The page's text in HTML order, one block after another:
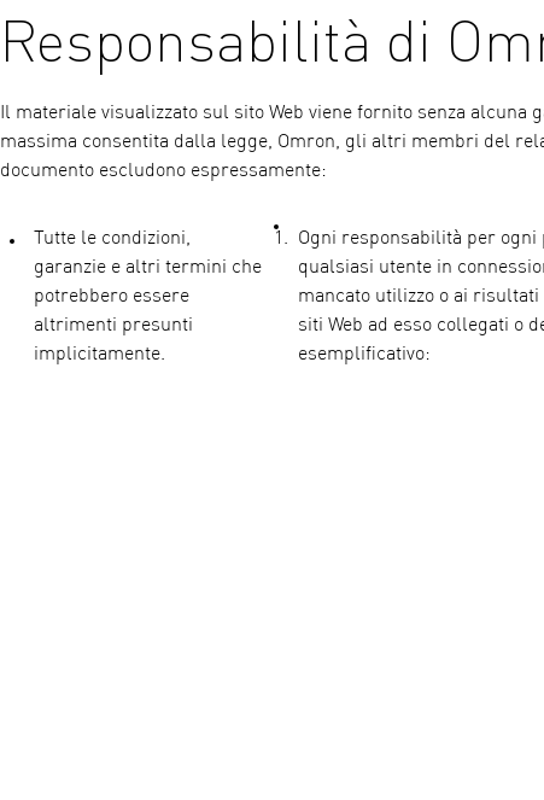
Responsabilità di
Il materiale visualizzato sul sito Web viene fornito senza
massima consentita dalla legge, Omron, gli altri membri del
documento escludono espressamente:
Tutte le condizioni,
garanzie e altri termini che
potrebbero essere
altrimenti presunti
implicitamente.
Ogni responsabilità per
qualsiasi utente in
mancato utilizzo o ai
siti Web ad esso collegati o
esemplificativo: